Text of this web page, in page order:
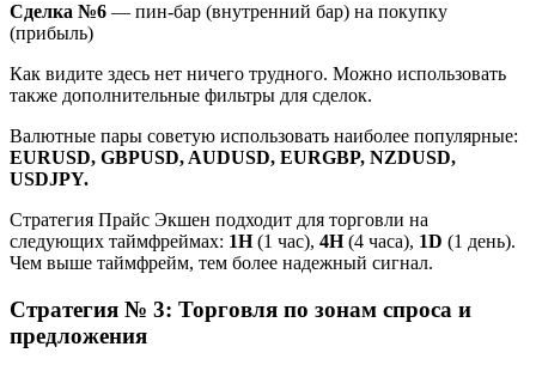
Сделка №6 — пин-бар (внутренний бар) на покупку
(прибыль)
Как видите здесь нет ничего трудного. Можно использовать
также дополнительные фильтры для сделок.
Валютные пары советую использовать наиболее популярные:
EURUSD, GBPUSD, AUDUSD, EURGBP, NZDUSD,
USDJPY.
Стратегия Прайс Экшен подходит для торговли на
следующих таймфреймах: 1H(1 час), 4H(4 часа), 1D (1 день).
Чем выше таймфрейм, тем более надежный сигнал.
Стратегия № 3: Торговля по зонам спроса и
предложения